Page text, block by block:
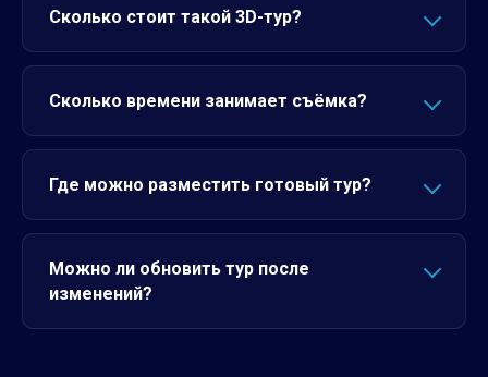
Сколько стоит такой 3D-тур?
Сколько времени занимает съёмка?
Где можно разместить готовый тур?
Можно ли обновить тур после
изменений?